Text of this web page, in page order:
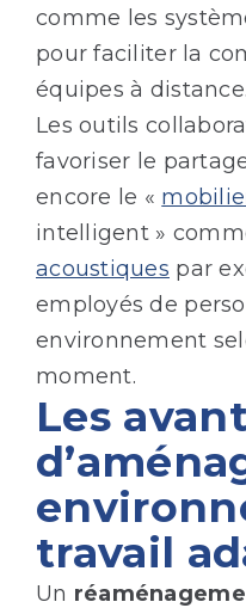
comme les
pour faciliter la
équipes à distance.
Les outils
favoriser le
encore le «
intelligent »
acoustiques par
employés de
environnement
moment.
Les
travail
Un